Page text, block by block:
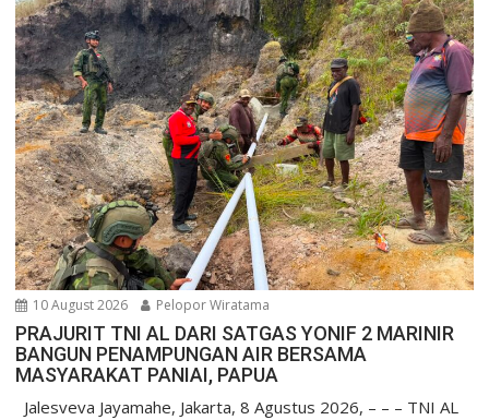
10 August 2026 Pelopor Wiratama
PRAJURIT TNI AL DARI SATGAS YONIF 2 MARINIR
BANGUN PENAMPUNGAN AIR BERSAMA
MASYARAKAT PANIAI, PAPUA
Jalesveva Jayamahe, Jakarta, 8 Agustus 2026, – – – TNI AL